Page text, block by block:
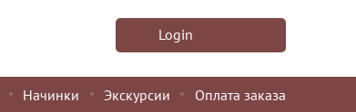
Login
Начинки Экскурсии Оплата заказа